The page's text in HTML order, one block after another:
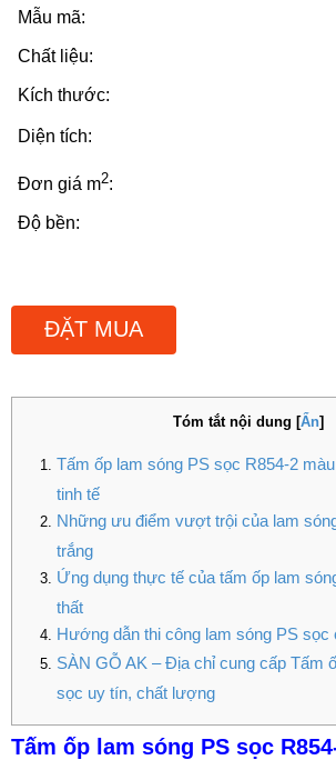
Mẫu mã:
Chất liệu:
Kích thước:
Diện tích:
Đơn giá m2:
Độ bền:
ĐẶT MUA
Tóm tắt nội dung [Ẩn]
Tấm ốp lam sóng PS sọc R854-2
tinh tế
Những ưu điểm vượt trội của lam
trắng
Ứng dụng thực tế của tấm ốp lam
thất
Hướng dẫn thi công lam sóng PS sọc
SÀN GỖ AK – Địa chỉ cung cấp Tấm
sọc uy tín, chất lượng
Tấm ốp lam sóng PS sọc